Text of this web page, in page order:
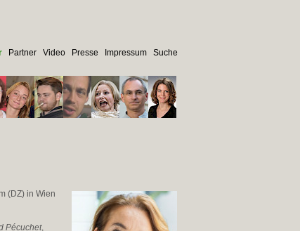
Partner Video Presse Impressum Suche
(DZ) in Wien
Pécuchet,